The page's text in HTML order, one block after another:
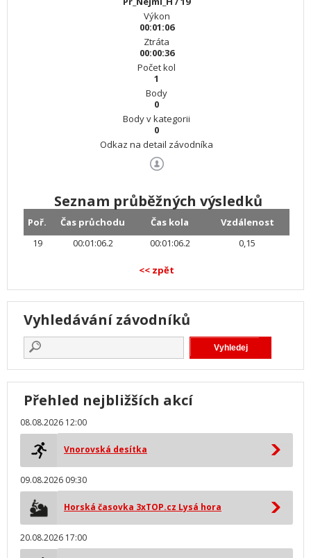
Výkon
00:01:06
Ztráta
00:00:36
Počet kol
1
Body
0
Body v kategorii
0
Odkaz na detail závodníka
Seznam průběžných výsledků
Poř. Čas průchodu Čas kola
Vzdálenost
19
00:01:06.2 00:01:06.2 0,15
<< zpět
Vyhledávání závodníků
Přehled nejbližších akcí
08.08.2026 12:00
Vnorovská desítka
09.08.2026 09:30
Horská časovka 3xTOP.cz Lysá hora
20.08.2026 17:00